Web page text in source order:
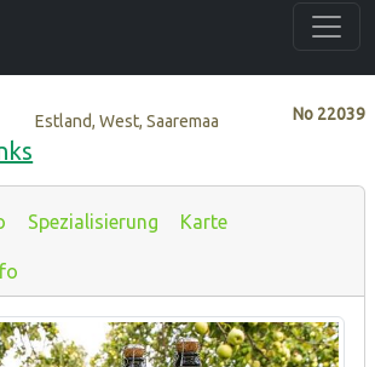
No 22039
Estland, West, Saaremaa
Spezialisierung Karte